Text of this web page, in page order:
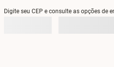
Digite seu CEP e consulte as opções de